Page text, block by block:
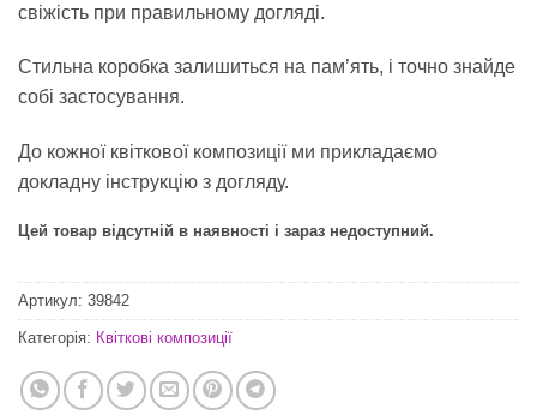
свіжість при правильному догляді.
Стильна коробка залишиться на пам’ять, і точно знайде
собі застосування.
До кожної квіткової композиції ми прикладаємо
докладну інструкцію з догляду.
Цей товар відсутній в наявності і зараз недоступний.
Артикул: 39842
Категорія: Квіткові композиції